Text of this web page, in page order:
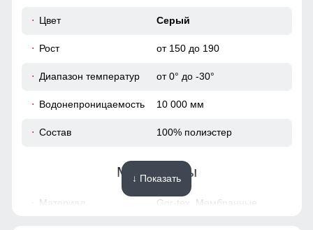
Цвет Серый
Рост от 150 до 190
Диапазон температур от 0° до -30°
Водонепроницаемость 10 000 мм
Состав 100% полиэстер
Материалы
Материал
Gor-tex, Мембранные
↓ Показать